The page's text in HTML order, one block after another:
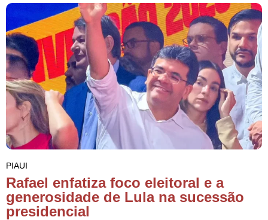
PIAUI
Rafael enfatiza foco eleitoral e a
generosidade de Lula na sucessão
presidencial